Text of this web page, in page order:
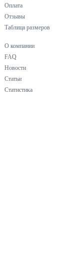
Оплата
Отзывы
Таблица размеров
О компании
FAQ
Новости
Статьи
Статистика